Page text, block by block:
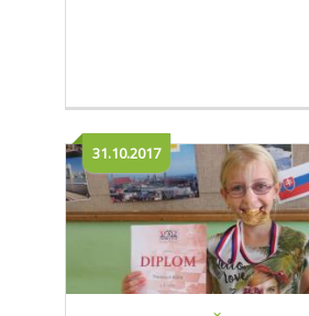
31.10.2017